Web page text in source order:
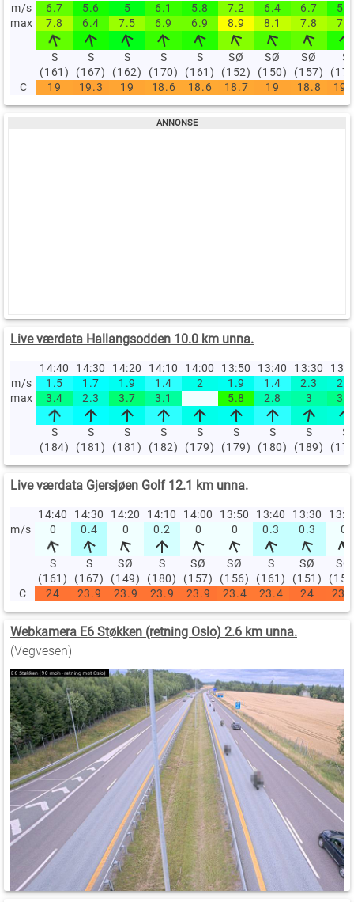
m/s
6.7 5.6 5 6.1 5.8 7.2 6.4 6.7
5.8
max
7.8 6.4 7.5 6.9 6.9 8.9 8.1 7.8 7.5
S
(161)
S
(167)
S
(162)
S
(170)
S
(161)
SØ
(152)
SØ
(150)
SØ
(157)
S
C
19 19.3 19 18.6 18.6 18.7 19 18.8
Live værdata Hallangsodden 10.0 km unna.
14:40 14:30 14:20 14:10 14:00 13:50 13:40 13:30
m/s
1.5 1.7 1.9 1.4 2 1.9 1.4 2.3
2.2
max
3.4 2.3 3.7 3.1 5.8 2.8 3 3.4
S
(184)
S
(181)
S
(181)
S
(182)
S
(179)
S
(179)
S
(180)
S
(189)
S
Live værdata Gjersjøen Golf 12.1 km unna.
14:40 14:30 14:20 14:10 14:00 13:50 13:40 13:30
m/s
0 0.4 0 0.2 0 0 0.3 0.3 0
S
(161)
S
(167)
SØ
(149)
S
(180)
SØ
(157)
SØ
(156)
S
(161)
SØ
(151)
SØ
C
24 23.9 23.9 23.9 23.9 23.4 23.4 24
Webkamera E6 Støkken (retning Oslo) 2.6 km unna.
(Vegvesen)